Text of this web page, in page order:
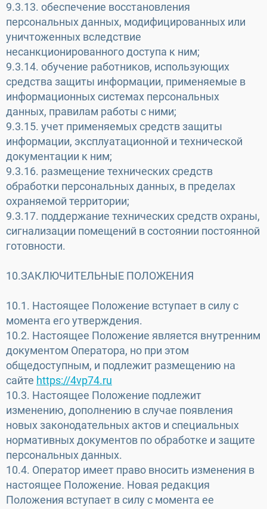
9.3.13. обеспечение восстановления
персональных данных, модифицированных или
уничтоженных вследствие
несанкционированного доступа к ним;
9.3.14. обучение работников, использующих
средства защиты информации, применяемые в
информационных системах персональных
данных, правилам работы с ними;
9.3.15. учет применяемых средств защиты
информации, эксплуатационной и технической
документации к ним;
9.3.16. размещение технических средств
обработки персональных данных, в пределах
охраняемой территории;
9.3.17. поддержание технических средств охраны,
сигнализации помещений в состоянии постоянной
готовности.
10.ЗАКЛЮЧИТЕЛЬНЫЕ ПОЛОЖЕНИЯ
10.1. Настоящее Положение вступает в силу с
момента его утверждения.
10.2. Настоящее Положение является внутренним
документом Оператора, но при этом
общедоступным, и подлежит размещению на
сайте https://4vp74.ru
10.3. Настоящее Положение подлежит
изменению, дополнению в случае появления
новых законодательных актов и специальных
нормативных документов по обработке и защите
персональных данных.
10.4. Оператор имеет право вносить изменения в
настоящее Положение. Новая редакция
Положения вступает в силу с момента ее